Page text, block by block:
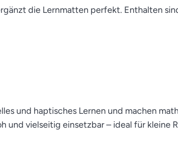
die Lernmatten perfekt. Enthalten
und haptisches Lernen und machen
und vielseitig einsetzbar – ideal für kleine